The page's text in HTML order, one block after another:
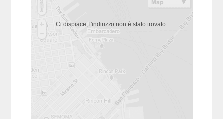
Ci dispiace, l'indirizzo non è stato trovato.